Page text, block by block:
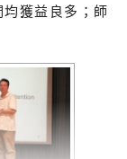
獲益良多；師